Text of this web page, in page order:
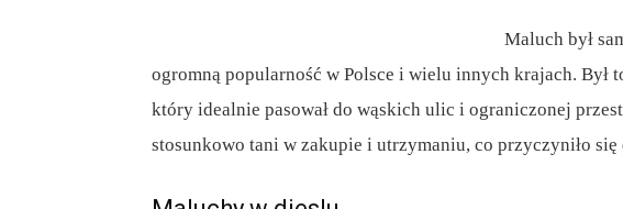
Maluch był
ogromną popularność w Polsce i wielu innych krajach. Był
który idealnie pasował do wąskich ulic i ograniczonej
stosunkowo tani w zakupie i utrzymaniu, co przyczyniło